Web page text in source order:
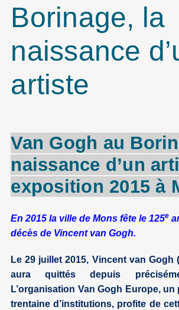
Borinage, la
naissance
artiste
Van Gogh au
naissance d’un
exposition 2015 à
En 2015 la ville de Mons fête le 125e
décès de Vincent van Gogh.
Le 29 juillet 2015, Vincent van Gogh
aura quittés depuis
L’organisation Van Gogh Europe, un
trentaine d’institutions, profite de